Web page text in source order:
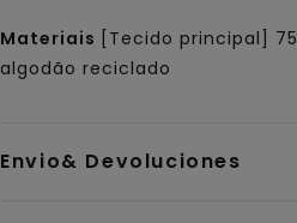
Materiais
[Tecido principal]
algodão reciclado
Envio& Devoluciones